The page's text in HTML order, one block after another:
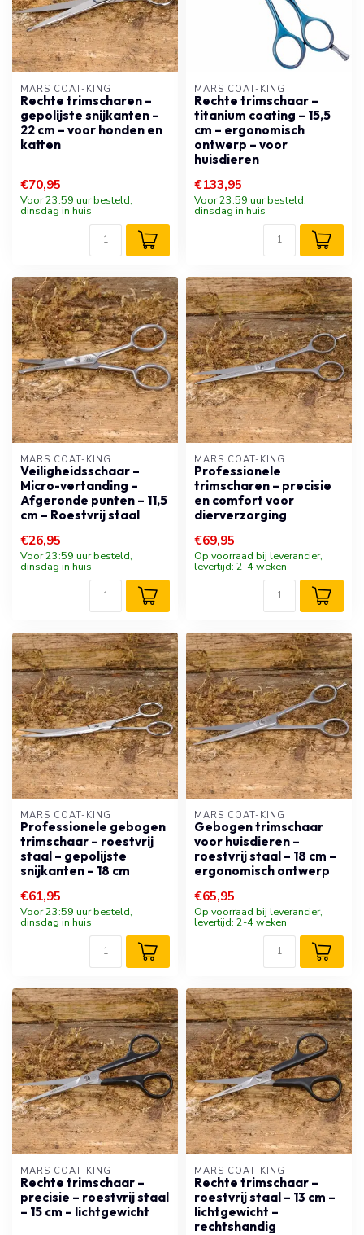
MARS COAT-KING
Rechte trimscharen –
gepolijste snijkanten –
22 cm – voor honden en
katten
€70,95
Voor 23:59 uur besteld,
dinsdag in huis
MARS COAT-KING
Rechte trimschaar –
titanium coating – 15,5
cm – ergonomisch
ontwerp – voor
huisdieren
€133,95
Voor 23:59 uur besteld,
dinsdag in huis
MARS COAT-KING
Veiligheidsschaar –
Micro-vertanding –
Afgeronde punten – 11,5
cm – Roestvrij staal
€26,95
Voor 23:59 uur besteld,
dinsdag in huis
MARS COAT-KING
Professionele
trimscharen – precisie
en comfort voor
dierverzorging
€69,95
Op voorraad bij leverancier,
levertijd: 2-4 weken
MARS COAT-KING
Professionele gebogen
trimschaar – roestvrij
staal – gepolijste
snijkanten – 18 cm
€61,95
Voor 23:59 uur besteld,
dinsdag in huis
MARS COAT-KING
Gebogen trimschaar
voor huisdieren –
roestvrij staal – 18 cm –
ergonomisch ontwerp
€65,95
Op voorraad bij leverancier,
levertijd: 2-4 weken
MARS COAT-KING
Rechte trimschaar –
precisie – roestvrij staal
– 15 cm – lichtgewicht
MARS COAT-KING
Rechte trimschaar –
roestvrij staal – 13 cm –
lichtgewicht –
rechtshandig